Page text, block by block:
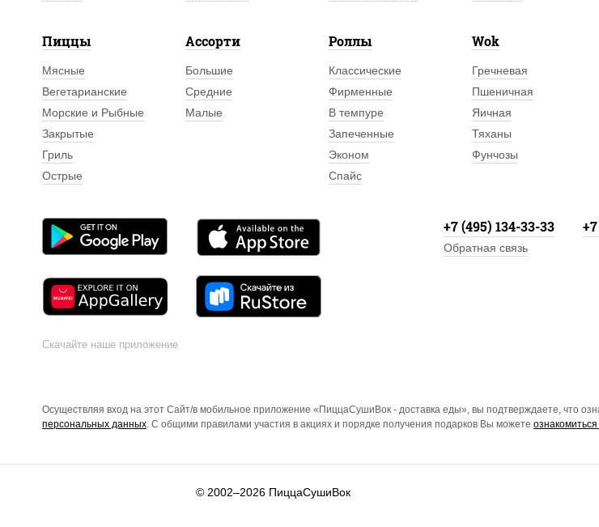
Пиццы
Мясные
Вегетарианские
Морские и Рыбные
Закрытые
Гриль
Острые
Ассорти
Большие
Средние
Малые
Роллы
Классические
Фирменные
В темпуре
Запеченные
Эконом
Спайс
Wok
Гречневая
Пшеничная
Яичная
Тяханы
Фунчозы
Скачайте наше приложение
+7 (495) 134-33-33
Обратная связь
Осуществляя вход на этот Сайт/в мобильное приложение «ПиццаСушиВок - доставка еды», вы подтверждаете, что
персональных данных. С общими правилами участия в акциях и порядке получения подарков Вы можете ознакомиться
© 2002–2026 ПиццаСушиВок